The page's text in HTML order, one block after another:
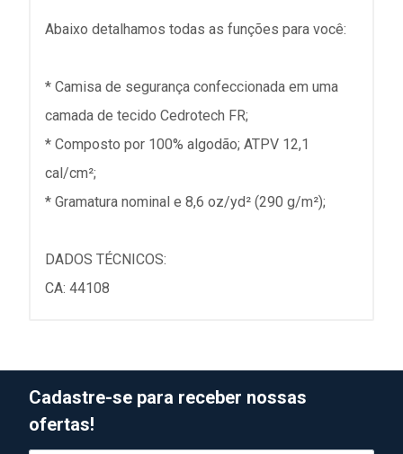
Abaixo detalhamos todas as funções para você:
* Camisa de segurança confeccionada em uma
camada de tecido Cedrotech FR;
* Composto por 100% algodão; ATPV 12,1
cal/cm²;
* Gramatura nominal e 8,6 oz/yd² (290 g/m²);
DADOS TÉCNICOS:
CA: 44108
Cadastre-se para receber nossas
ofertas!